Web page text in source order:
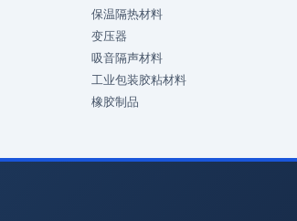
保温隔热材料
变压器
吸音隔声材料
工业包装胶粘材料
橡胶制品